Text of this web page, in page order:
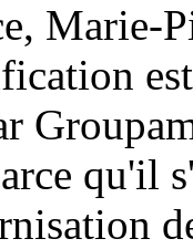
Marie-
qu'il